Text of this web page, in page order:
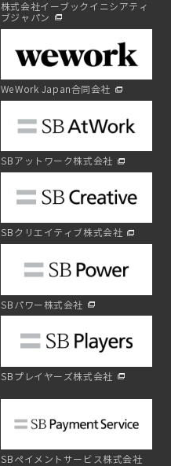
株式会社イーブックイニシアティ
ブジャパン
WeWork Japan合同会社
SBアットワーク株式会社
SBクリエイティブ株式会社
SBパワー株式会社
SBプレイヤーズ株式会社
SBペイメントサービス株式会社